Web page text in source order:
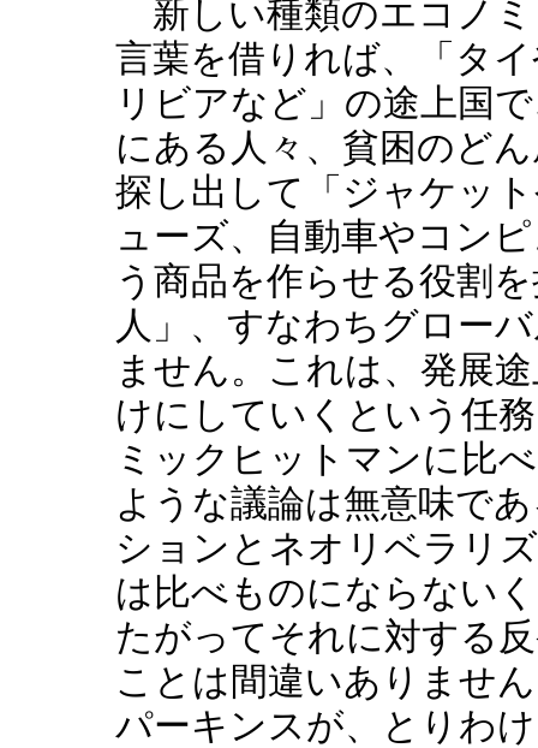
新しい種類のエコノ
言葉を借りれば、「タ
リビアなど」の途上国
にある人々、貧困のど
探し出して「ジャケッ
ューズ、自動車やコン
う商品を作らせる役割
人」、すなわちグロー
ません。これは、発展
けにしていくという任
ミックヒットマンに比
ような議論は無意味で
ションとネオリベラリ
は比べものにならない
たがってそれに対する
ことは間違いありませ
パーキンスが、とりわ